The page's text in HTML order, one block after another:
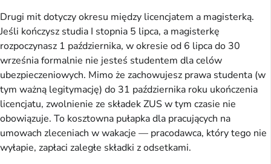
Drugi mit dotyczy okresu między licencjatem a magisterką.
Jeśli kończysz studia I stopnia 5 lipca, a magisterkę
rozpoczynasz 1 października, w okresie od 6 lipca do 30
września formalnie nie jesteś studentem dla celów
ubezpieczeniowych. Mimo że zachowujesz prawa studenta (w
tym ważną legitymację) do 31 października roku ukończenia
licencjatu, zwolnienie ze składek ZUS w tym czasie nie
obowiązuje. To kosztowna pułapka dla pracujących na
umowach zleceniach w wakacje — pracodawca, który tego nie
wyłapie, zapłaci zaległe składki z odsetkami.